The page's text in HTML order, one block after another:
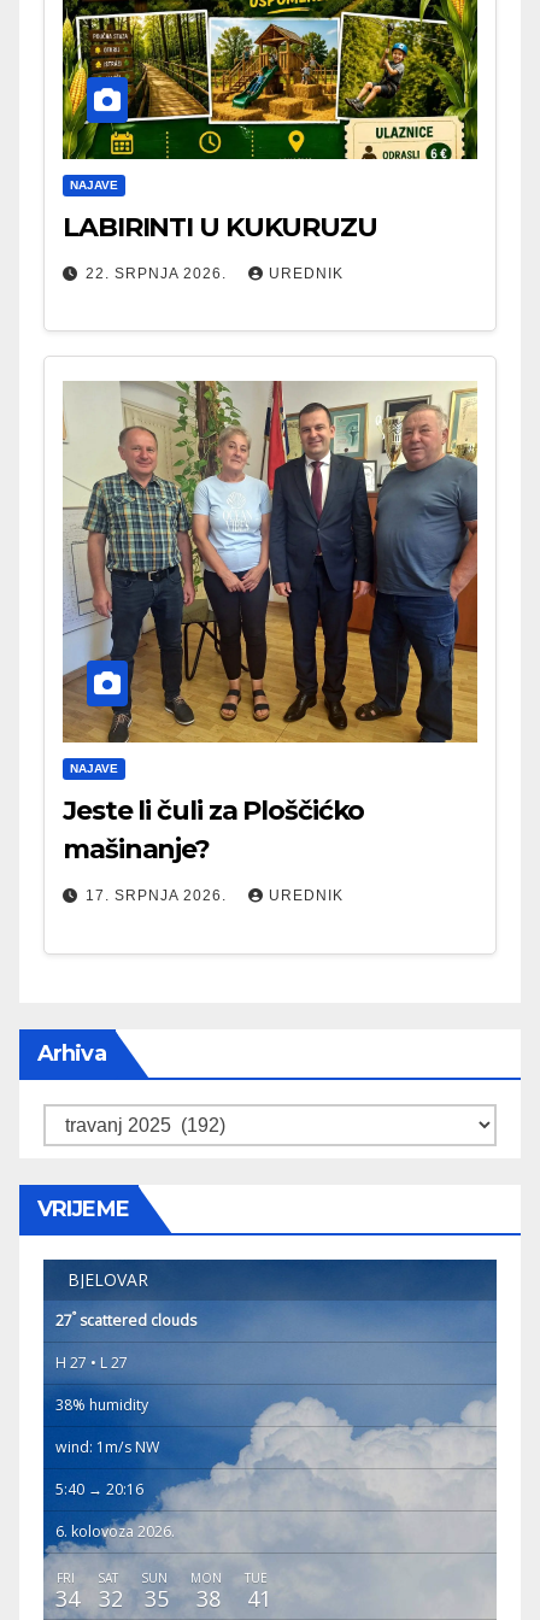
NAJAVE
LABIRINTI U KUKURUZU
22. SRPNJA 2026. UREDNIK
NAJAVE
Jeste li čuli za Ploščićko
mašinanje?
17. SRPNJA 2026. UREDNIK
Arhiva
Arhiva
VRIJEME
BJELOVAR
27°scattered clouds
H 27 • L 27
38% humidity
wind: 1m/s NW
5:40 → 20:16
6. kolovoza 2026.
FRI
34
SAT
32
SUN
35
MON
38
TUE
41